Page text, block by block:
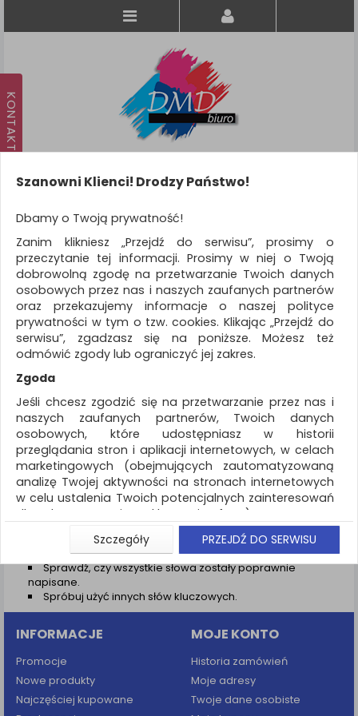
KATEGORIE
WSZYSTKIE KATEGORIE
FILTRY
Więcej
REKLAMA
AKTUALNOŚCI
Wyniki wyszukiwania
NIE ZNALEZIONO PRODUKTÓW
Nie odnaleziono produktów wg przyjętych kryteriów
PODPOWIEDZI
Zmień kryteria wyszukiwania zaznaczając inne filtry i
wyszukaj ponownie
Sprawdź, czy wszystkie słowa zostały poprawnie
napisane.
Spróbuj użyć innych słów kluczowych.
INFORMACJE
Promocje
Nowe produkty
Najczęściej kupowane
MOJE KONTO
Historia zamówień
Moje adresy
Twoje dane osobiste
Szanowni Klienci! Drodzy Państwo!
Dbamy o Twoją prywatność!
Zanim klikniesz „Przejdź do serwisu”, prosimy o
przeczytanie tej informacji. Prosimy w niej o Twoją
dobrowolną zgodę na przetwarzanie Twoich danych
osobowych przez nas i naszych zaufanych partnerów
oraz przekazujemy informacje o naszej polityce
prywatności w tym o tzw. cookies. Klikając „Przejdź do
serwisu”, zgadzasz się na poniższe. Możesz też
odmówić zgody lub ograniczyć jej zakres.
Zgoda
Jeśli chcesz zgodzić się na przetwarzanie przez nas i
naszych zaufanych partnerów, Twoich danych
osobowych, które udostępniasz w historii
przeglądania stron i aplikacji internetowych, w celach
marketingowych (obejmujących zautomatyzowaną
analizę Twojej aktywności na stronach internetowych
w celu ustalenia Twoich potencjalnych zainteresowań
dla dostosowania reklamy i oferty), w tym na
umieszczanie tzw. cookies na Twoich urządzeniach i
ich odczytywanie, kliknij przycisk „Przejdź do serwisu”.
Jeśli nie chcesz wyrazić zgody lub ograniczyć jej
zakres, kliknij „Szczegóły”, gdzie znajdziesz wszelkie
informacje o tym jak to zrobić . Te same informacje
znajdziesz także na podstronie z naszą polityką
prywatności obowiązującą od 25 maja 2018.
W przypadku użytkowników zalogowanych, aby
umożliwić prawidłową realizację Umowy z Państwem i
związane z tym prawidłowe działanie naszej strony
www, a w szczególności np. wysłanie potwierdzenia
Szczegóły PRZEJDŹ DO SERWISU